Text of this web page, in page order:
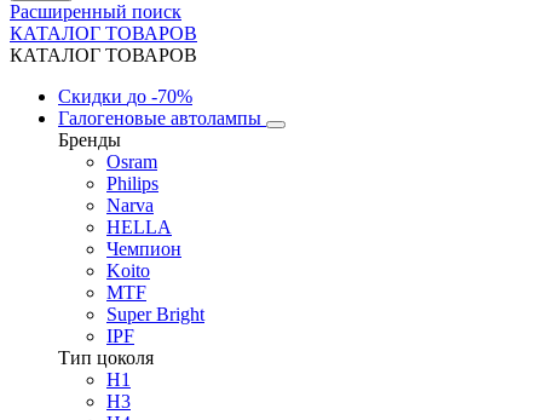
Расширенный поиск
КАТАЛОГ ТОВАРОВ
КАТАЛОГ ТОВАРОВ
Скидки до -70%
Галогеновые автолампы
Бренды
Osram
Philips
Narva
HELLA
Чемпион
Koito
MTF
Super Bright
IPF
Тип цоколя
H1
H3